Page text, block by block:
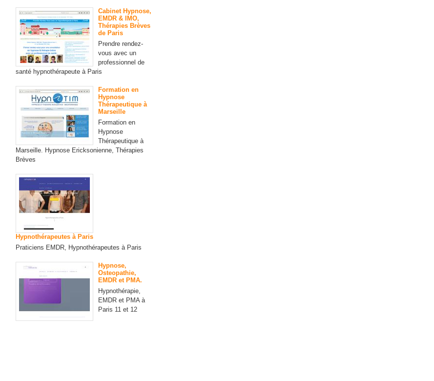
Cabinet Hypnose,
EMDR & IMO,
Thérapies Brèves
de Paris
Prendre rendez-
vous avec un
professionnel de
santé hypnothérapeute à Paris
Formation en
Hypnose
Thérapeutique à
Marseille
Formation en
Hypnose
Thérapeutique à
Marseille. Hypnose Ericksonienne, Thérapies
Brèves
Hypnothérapeutes à Paris
Praticiens EMDR, Hypnothérapeutes à Paris
Hypnose,
Osteopathie,
EMDR et PMA.
Hypnothérapie,
EMDR et PMA à
Paris 11 et 12